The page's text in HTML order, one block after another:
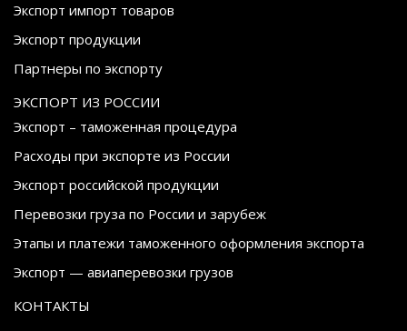
Экспорт импорт товаров
Экспорт продукции
Партнеры по экспорту
ЭКСПОРТ ИЗ РОССИИ
Экспорт – таможенная процедура
Расходы при экспорте из России
Экспорт российской продукции
Перевозки груза по России и зарубеж
Этапы и платежи таможенного оформления экспорта
Экспорт — авиаперевозки грузов
КОНТАКТЫ